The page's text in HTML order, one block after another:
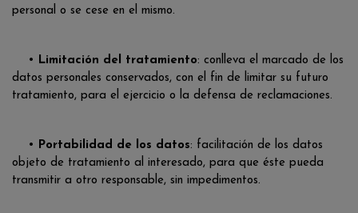
personal o se cese en el mismo.
• Limitación del tratamiento: conlleva el marcado de los
datos personales conservados, con el fin de limitar su futuro
tratamiento, para el ejercicio o la defensa de reclamaciones.
• Portabilidad de los datos: facilitación de los datos
objeto de tratamiento al interesado, para que éste pueda
transmitir a otro responsable, sin impedimentos.